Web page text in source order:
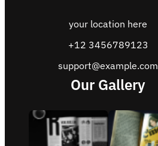
your location here
+12 3456789123
support@example.com
Our Gallery